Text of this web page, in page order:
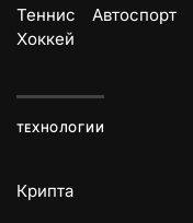
Теннис Автоспорт
Хоккей
ТЕХНОЛОГИИ
Крипта